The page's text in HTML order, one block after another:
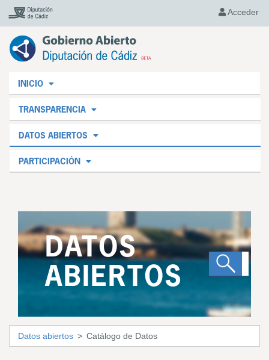
Acceder
INICIO
TRANSPARENCIA
DATOS ABIERTOS
PARTICIPACIÓN
DATOS
ABIERTOS
Datos abiertos Catálogo de Datos